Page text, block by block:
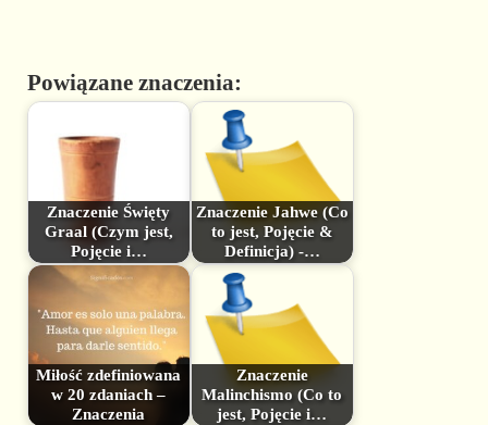
Powiązane znaczenia:
Znaczenie Święty
Graal (Czym jest,
Pojęcie i…
Znaczenie Jahwe (Co
to jest, Pojęcie &
Definicja) -…
Miłość zdefiniowana
w 20 zdaniach –
Znaczenia
Znaczenie
Malinchismo (Co to
jest, Pojęcie i…